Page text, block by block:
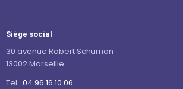
Siège social
30 avenue Robert Schuman
13002 Marseille
Tel : 04 96 16 10 06